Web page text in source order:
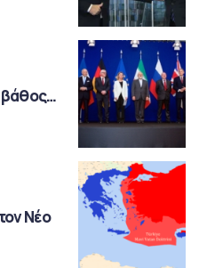
βάθος…
Νέο